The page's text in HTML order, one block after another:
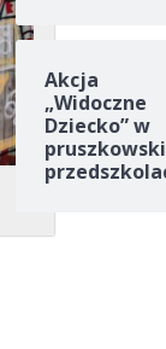
Akcja
„Widoczne
Dziecko” w